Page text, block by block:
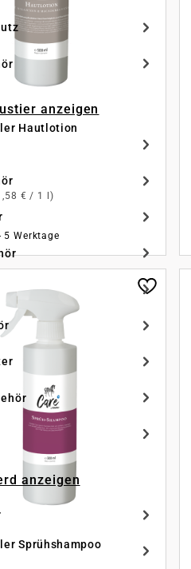
anzeigen
anzeigen
Hautlotion
€ / 1 l)
5 Werktage
Sprühshampoo